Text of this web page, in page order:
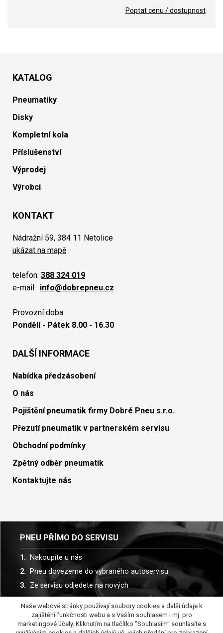
Poptat cenu / dostupnost
KATALOG
Pneumatiky
Disky
Kompletní kola
Příslušenství
Výprodej
Výrobci
KONTAKT
Nádražní 59, 384 11 Netolice
ukázat na mapě
telefon: 388 324 019
e-mail: info@dobrepneu.cz
Provozní doba
Pondělí - Pátek 8.00 - 16.30
DALŠÍ INFORMACE
Nabídka předzásobení
O nás
Pojištění pneumatik firmy Dobré Pneu s.r.o.
Přezutí pneumatik v partnerském servisu
Obchodní podmínky
Zpětný odběr pneumatik
Kontaktujte nás
PNEU PŘÍMO DO SERVISU
Nakoupíte u nás
Pneu dovezeme do vybraného autoservisu
Ze servisu odjedete na nových
Spolupracujeme s více než 30 autoservisy
Naše webové stránky používají soubory cookies a další údaje k
zajištění funkčnosti webu a s Vaším souhlasem i mj. pro
marketingové účely. Kliknutím na tlačítko "Souhlasím" souhlasíte s